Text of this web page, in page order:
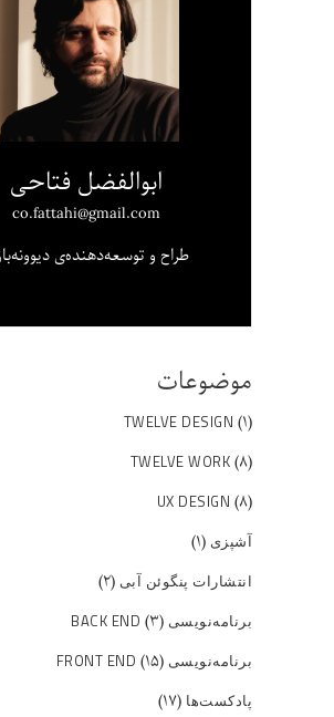
ابوالفضل فتاحی
co.fattahi@gmail.com
طراح و توسعه‌دهنده‌ی
موضوعات
TWELVE DESIGN (۱)
TWELVE WORK (۸)
UX DESIGN (۸)
آشپزی (۱)
انتشارات پنگوئن آبی (۲)
برنامه‌نویسی BACK END (۳)
برنامه‌نویسی FRONT END (۱۵)
پادکست‌ها (۱۷)